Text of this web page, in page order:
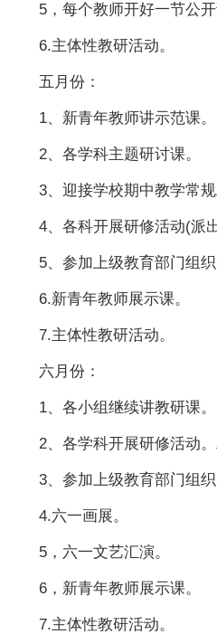
5，每个教师开好一节公开
6.主体性教研活动。
五月份：
1、新青年教师讲示范课。
2、各学科主题研讨课。
3、迎接学校期中教学常规
4、各科开展研修活动(派
5、参加上级教育部门组织
6.新青年教师展示课。
7.主体性教研活动。
六月份：
1、各小组继续讲教研课。
2、各学科开展研修活动
3、参加上级教育部门组织
4.六一画展。
5，六一文艺汇演。
6，新青年教师展示课。
7.主体性教研活动。